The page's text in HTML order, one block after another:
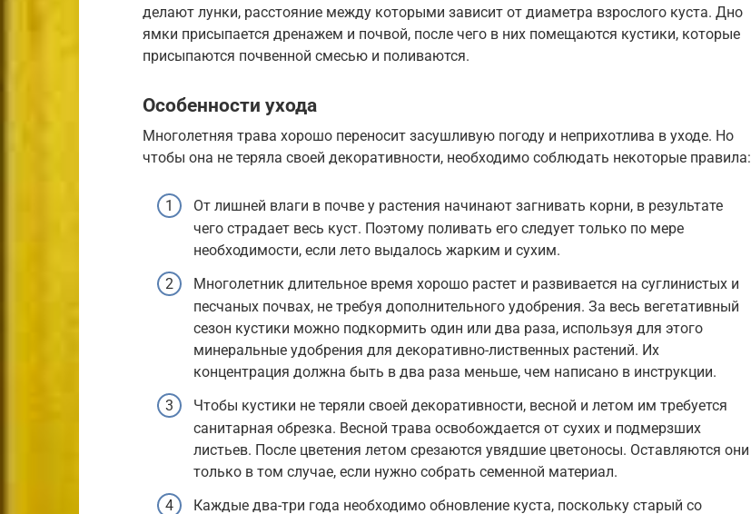
делают лунки, расстояние между которыми зависит от диаметра взрослого куста. Дно
ямки присыпается дренажем и почвой, после чего в них помещаются кустики, которые
присыпаются почвенной смесью и поливаются.
Особенности ухода
Многолетняя трава хорошо переносит засушливую погоду и неприхотлива в уходе. Но
чтобы она не теряла своей декоративности, необходимо соблюдать некоторые правила:
От лишней влаги в почве у растения начинают загнивать корни, в результате
чего страдает весь куст. Поэтому поливать его следует только по мере
необходимости, если лето выдалось жарким и сухим.
Многолетник длительное время хорошо растет и развивается на суглинистых и
песчаных почвах, не требуя дополнительного удобрения. За весь вегетативный
сезон кустики можно подкормить один или два раза, используя для этого
минеральные удобрения для декоративно-лиственных растений. Их
концентрация должна быть в два раза меньше, чем написано в инструкции.
Чтобы кустики не теряли своей декоративности, весной и летом им требуется
санитарная обрезка. Весной трава освобождается от сухих и подмерзших
листьев. После цветения летом срезаются увядшие цветоносы. Оставляются они
только в том случае, если нужно собрать семенной материал.
Каждые два-три года необходимо обновление куста, поскольку старый со